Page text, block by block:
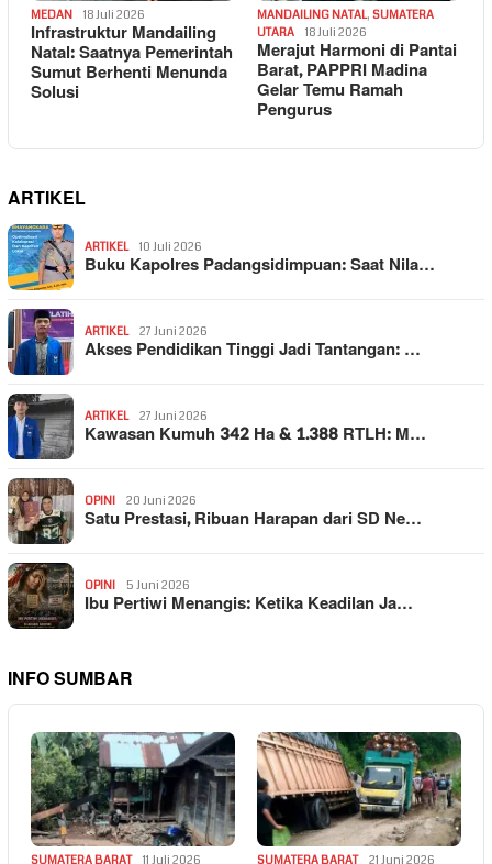
MEDAN 18 Juli 2026
Infrastruktur Mandailing
Natal: Saatnya Pemerintah
Sumut Berhenti Menunda
Solusi
MANDAILING NATAL, SUMATERA
UTARA
18 Juli 2026
Merajut Harmoni di Pantai
Barat, PAPPRI Madina
Gelar Temu Ramah
Pengurus
ARTIKEL
ARTIKEL 10 Juli 2026
Buku Kapolres Padangsidimpuan: Saat Nila…
ARTIKEL 27 Juni 2026
Akses Pendidikan Tinggi Jadi Tantangan: …
ARTIKEL 27 Juni 2026
Kawasan Kumuh 342 Ha & 1.388 RTLH: M…
OPINI 20 Juni 2026
Satu Prestasi, Ribuan Harapan dari SD Ne…
OPINI 5 Juni 2026
Ibu Pertiwi Menangis: Ketika Keadilan Ja…
INFO SUMBAR
SUMATERA BARAT 11 Juli 2026 SUMATERA BARAT 21 Juni 2026